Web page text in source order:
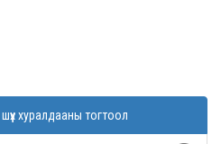
хуралдааны тогтоол